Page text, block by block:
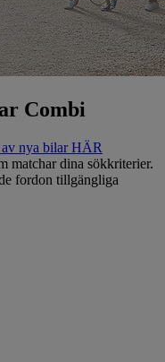
Combi
av nya bilar HÄR
matchar dina sökkriterier.
fordon tillgängliga